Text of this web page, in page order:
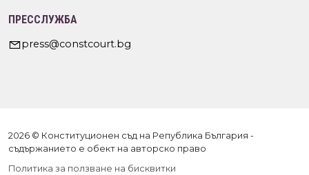
ПРЕССЛУЖБА
press@constcourt.bg
2026 © Конституционен съд на Република България -
съдържанието е обект на авторско право
Политика за ползване на бисквитки